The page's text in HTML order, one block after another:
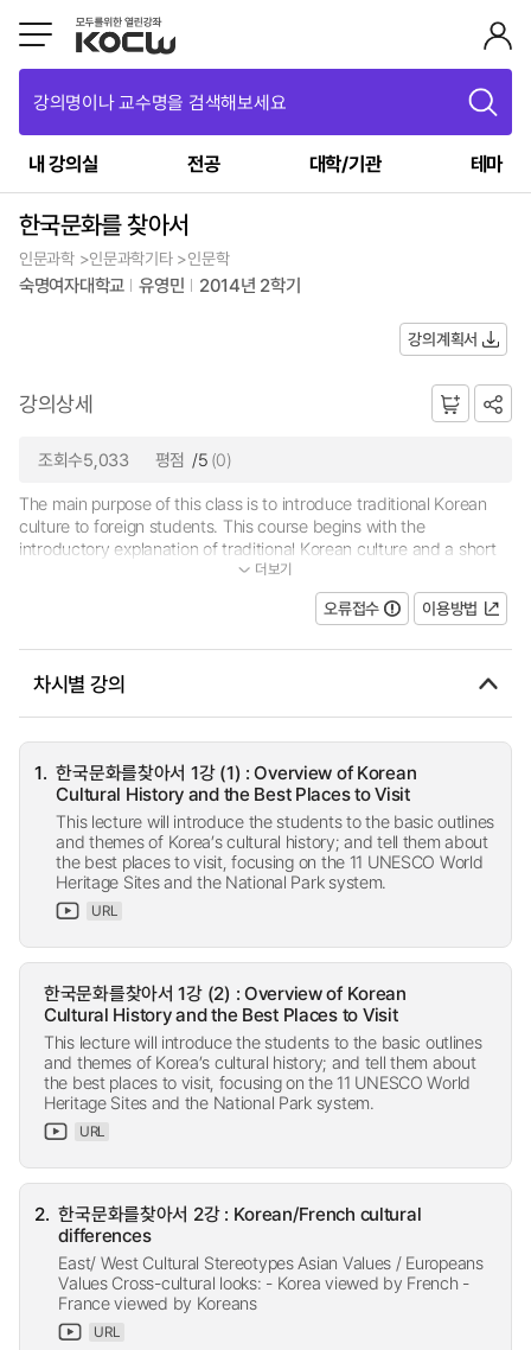
강의명이나 교수명을 검색해보세요
내 강의실 전공 대학/기관 테마
한국문화를 찾아서
인문과학 >인문과학기타 >인문학
숙명여자대학교 유영민 2014년 2학기
강의계획서
강의상세
조회수5,033 평점 /5 (0)
The main purpose of this class is to introduce traditional Korean
culture to foreign students. This course begins with the
introductory explanation of traditional Korean culture and a short
overview of categorizations. The lectures will take up a series of...
더보기
오류접수 이용방법
차시별 강의
1. 한국문화를찾아서 1강 (1) : Overview of Korean
Cultural History and the Best Places to Visit
This lecture will introduce the students to the basic outlines
and themes of Korea’s cultural history; and tell them about
the best places to visit, focusing on the 11 UNESCO World
Heritage Sites and the National Park system.
URL
한국문화를찾아서 1강 (2) : Overview of Korean
Cultural History and the Best Places to Visit
This lecture will introduce the students to the basic outlines
and themes of Korea’s cultural history; and tell them about
the best places to visit, focusing on the 11 UNESCO World
Heritage Sites and the National Park system.
URL
2. 한국문화를찾아서 2강 : Korean/French cultural
differences
East/ West Cultural Stereotypes Asian Values / Europeans
Values Cross-cultural looks: - Korea viewed by French -
France viewed by Koreans
URL